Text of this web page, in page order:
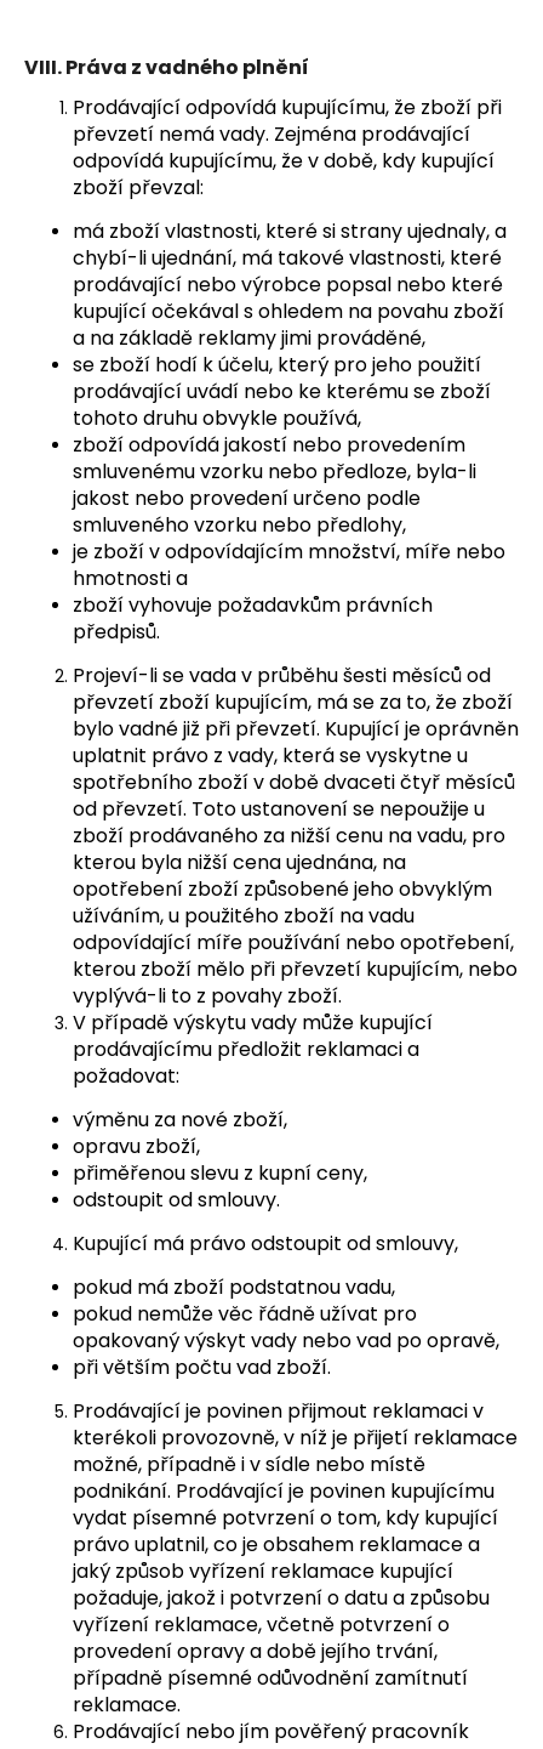
VIII.Práva z vadného plnění
Prodávající odpovídá kupujícímu, že zboží při
převzetí nemá vady. Zejména prodávající
odpovídá kupujícímu, že v době, kdy kupující
zboží převzal:
má zboží vlastnosti, které si strany ujednaly, a
chybí-li ujednání, má takové vlastnosti, které
prodávající nebo výrobce popsal nebo které
kupující očekával s ohledem na povahu zboží
a na základě reklamy jimi prováděné,
se zboží hodí k účelu, který pro jeho použití
prodávající uvádí nebo ke kterému se zboží
tohoto druhu obvykle používá,
zboží odpovídá jakostí nebo provedením
smluvenému vzorku nebo předloze, byla-li
jakost nebo provedení určeno podle
smluveného vzorku nebo předlohy,
je zboží v odpovídajícím množství, míře nebo
hmotnosti a
zboží vyhovuje požadavkům právních
předpisů.
Projeví-li se vada v průběhu šesti měsíců od
převzetí zboží kupujícím, má se za to, že zboží
bylo vadné již při převzetí. Kupující je oprávněn
uplatnit právo z vady, která se vyskytne u
spotřebního zboží v době dvaceti čtyř měsíců
od převzetí. Toto ustanovení se nepoužije u
zboží prodávaného za nižší cenu na vadu, pro
kterou byla nižší cena ujednána, na
opotřebení zboží způsobené jeho obvyklým
užíváním, u použitého zboží na vadu
odpovídající míře používání nebo opotřebení,
kterou zboží mělo při převzetí kupujícím, nebo
vyplývá-li to z povahy zboží.
V případě výskytu vady může kupující
prodávajícímu předložit reklamaci a
požadovat:
výměnu za nové zboží,
opravu zboží,
přiměřenou slevu z kupní ceny,
odstoupit od smlouvy.
Kupující má právo odstoupit od smlouvy,
pokud má zboží podstatnou vadu,
pokud nemůže věc řádně užívat pro
opakovaný výskyt vady nebo vad po opravě,
při větším počtu vad zboží.
Prodávající je povinen přijmout reklamaci v
kterékoli provozovně, v níž je přijetí reklamace
možné, případně i v sídle nebo místě
podnikání. Prodávající je povinen kupujícímu
vydat písemné potvrzení o tom, kdy kupující
právo uplatnil, co je obsahem reklamace a
jaký způsob vyřízení reklamace kupující
požaduje, jakož i potvrzení o datu a způsobu
vyřízení reklamace, včetně potvrzení o
provedení opravy a době jejího trvání,
případně písemné odůvodnění zamítnutí
reklamace.
Prodávající nebo jím pověřený pracovník